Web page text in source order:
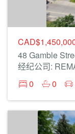
48 Gamble
经纪公司:
0
0